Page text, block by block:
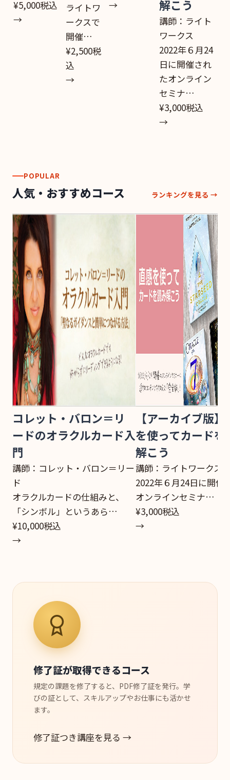
¥5,000税込
→
ライトワ
ークスで
開催…
¥2,500税
込
→
→ 解こう
講師：ライト
ワークス
2022年６月24
日に開催され
たオンライン
セミナ…
¥3,000税込
→
POPULAR
人気・おすすめコース ランキングを見る →
コレット・バロン＝リ
ードのオラクルカード入
門
講師：コレット・バロン＝リー
ド
オラクルカードの仕組みと、
「シンボル」というあら…
¥10,000税込
→
【アーカイブ版】
を使ってカードを
解こう
講師：ライトワークス
2022年６月24日に開催
オンラインセミナ…
¥3,000税込
→
修了証が取得できるコース
規定の課題を修了すると、PDF修了証を発行。学
びの証として、スキルアップやお仕事にも活かせ
ます。
修了証つき講座を見る →